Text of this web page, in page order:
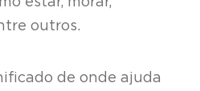
outros.
de onde ajuda